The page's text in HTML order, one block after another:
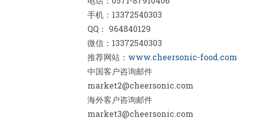
手机：13372540303
QQ： 964840129
微信：13372540303
推荐网站： www.cheersonic-food.com
中国客户咨询邮件
market2@cheersonic.com
海外客户咨询邮件
market3@cheersonic.com